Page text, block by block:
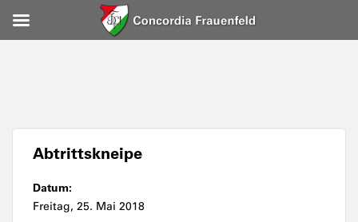
Abtrittskneipe
Datum:
Freitag, 25. Mai 2018